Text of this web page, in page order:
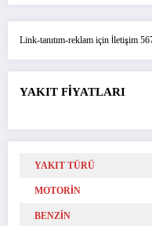
Link-tanıtım-reklam için İletişim
YAKIT FİYATLARI
YAKIT TÜRÜ
MOTORİN
BENZİN